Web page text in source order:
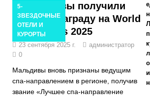
СПЕЦИАЛЬН
ПРЕДЛОЖЕН
2025 ] Лето
5-
ЗВЕЗДОЧНЫЕ
ОТЕЛИ И
КУРОРТЫ
Мальдивы получили
высшую награду на World
Spa Awards 2025
23 сентября 2025 г.
администратор
0
Мальдивы вновь признаны ведущим
спа-направлением в регионе, получив
звание «Лучшее спа-направление